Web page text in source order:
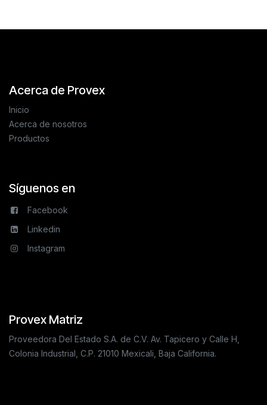
Acerca de Provex
Inicio
Acerca de nosotros
Productos
Síguenos en
Facebook
Linkedin
Instagram
Provex Matriz
Proveedora Del Estado S.A. de C.V. Av. Tapicero y Calle H,
Colonia Industrial, C.P. 21010 Mexicali, Baja California.